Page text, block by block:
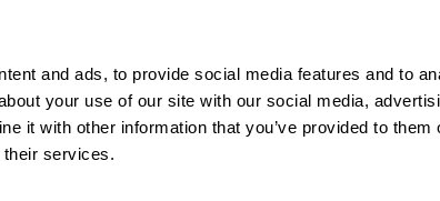
and ads, to provide social media features and to
your use of our site with our social media,
it with other information that you’ve provided to them
their services.
Space Rescue
Chaos mathématique
Course de billes
Jeux en ligne
mémoire
Jeux pour le